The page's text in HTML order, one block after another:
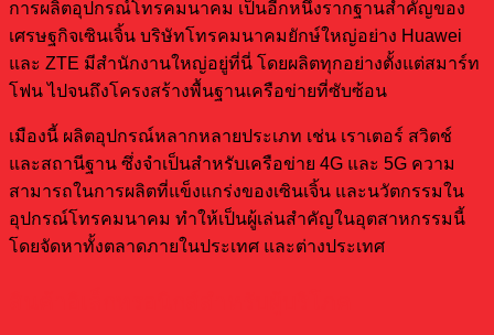
การผลิตอุปกรณ์โทรคมนาคม เป็นอีกหนึ่งรากฐานสำคัญของ
เศรษฐกิจเซินเจิ้น บริษัทโทรคมนาคมยักษ์ใหญ่อย่าง Huawei
และ ZTE มีสำนักงานใหญ่อยู่ที่นี่ โดยผลิตทุกอย่างตั้งแต่สมาร์ท
โฟน ไปจนถึงโครงสร้างพื้นฐานเครือข่ายที่ซับซ้อน
เมืองนี้ ผลิตอุปกรณ์หลากหลายประเภท เช่น เราเตอร์ สวิตช์
และสถานีฐาน ซึ่งจำเป็นสำหรับเครือข่าย 4G และ 5G ความ
สามารถในการผลิตที่แข็งแกร่งของเซินเจิ้น และนวัตกรรมใน
อุปกรณ์โทรคมนาคม ทำให้เป็นผู้เล่นสำคัญในอุตสาหกรรมนี้
โดยจัดหาทั้งตลาดภายในประเทศ และต่างประเทศ